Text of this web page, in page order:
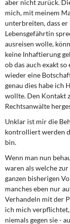
aber nicht zurück.
mich, mit meinem
unterbreiten, dass
Lebensgefährtin
ausreisen wolle,
keine Inhaftierung
ob das auch exakt
wieder eine
genau dies habe ich
wollte. Den Kontakt
Rechtsanwälte
Unklar ist mir die
kontrolliert werden
bin.
Wenn man nun
waren als welche
ganzen bisherigen
manches eben nur
Verhandeln mit der
ich mich
niemals gegen sie -